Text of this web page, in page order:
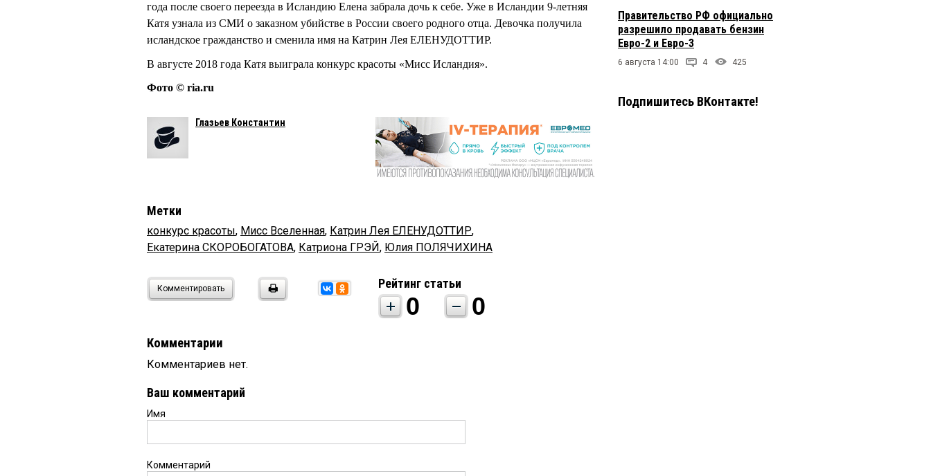
года после своего переезда в Исландию Елена забрала дочь к себе. Уже в Исландии 9-летняя
Катя узнала из СМИ о заказном убийстве в России своего родного отца. Девочка получила
исландское гражданство и сменила имя на Катрин Лея ЕЛЕНУДОТТИР.
В августе 2018 года Катя выиграла конкурс красоты «Мисс Исландия».
Фото © ria.ru
Глазьев Константин
Метки
конкурс красоты, Мисс Вселенная, Катрин Лея ЕЛЕНУДОТТИР,
Екатерина СКОРОБОГАТОВА, Катриона ГРЭЙ, Юлия ПОЛЯЧИХИНА
Комментировать Рейтинг статьи
0 0
Комментарии
Комментариев нет.
Ваш комментарий
Имя
Комментарий
Правительство РФ официально
разрешило продавать бензин
Евро-2 и Евро-3
6 августа 14:00 4 425
Подпишитесь ВКонтакте!